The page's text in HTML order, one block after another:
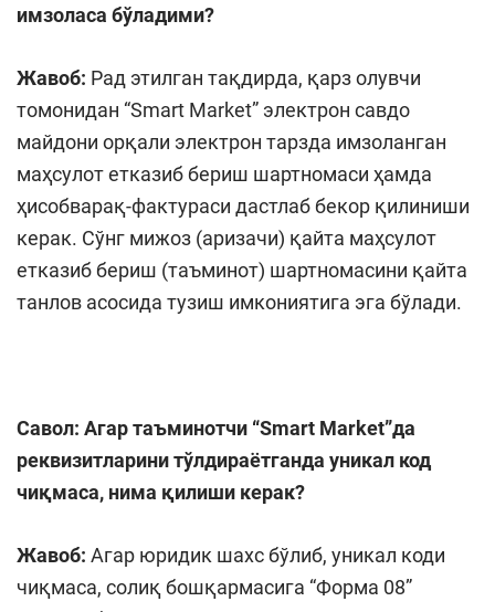
имзоласа бўладими?
Жавоб: Рад этилган тақдирда, қарз олувчи
томонидан “Smart Market” электрон савдо
майдони орқали электрон тарзда имзоланган
маҳсулот етказиб бериш шартномаси ҳамда
ҳисобварақ-фактураси дастлаб бекор қилиниши
керак. Сўнг мижоз (аризачи) қайта маҳсулот
етказиб бериш (таъминот) шартномасини қайта
танлов асосида тузиш имкониятига эга бўлади.
Савол: Агар таъминотчи “Smart Market”да
реквизитларини тўлдираётганда уникал код
чиқмаса, нима қилиши керак?
Жавоб: Агар юридик шахс бўлиб, уникал коди
чиқмаса, солиқ бошқармасига “Форма 08”